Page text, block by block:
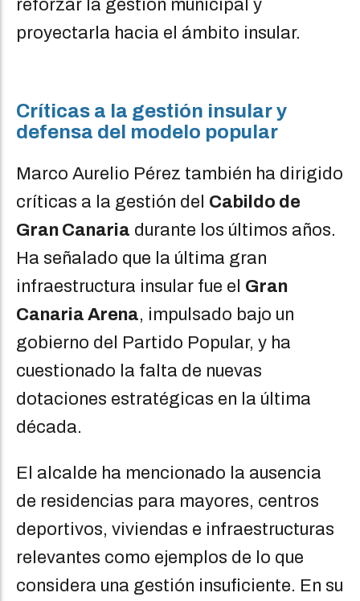
reforzar la gestión municipal y
proyectarla hacia el ámbito insular.
Críticas a la gestión insular y
defensa del modelo popular
Marco Aurelio Pérez también ha dirigido
críticas a la gestión del Cabildo de
Gran Canaria durante los últimos años.
Ha señalado que la última gran
infraestructura insular fue el Gran
Canaria Arena, impulsado bajo un
gobierno del Partido Popular, y ha
cuestionado la falta de nuevas
dotaciones estratégicas en la última
década.
El alcalde ha mencionado la ausencia
de residencias para mayores, centros
deportivos, viviendas e infraestructuras
relevantes como ejemplos de lo que
considera una gestión insuficiente. En su